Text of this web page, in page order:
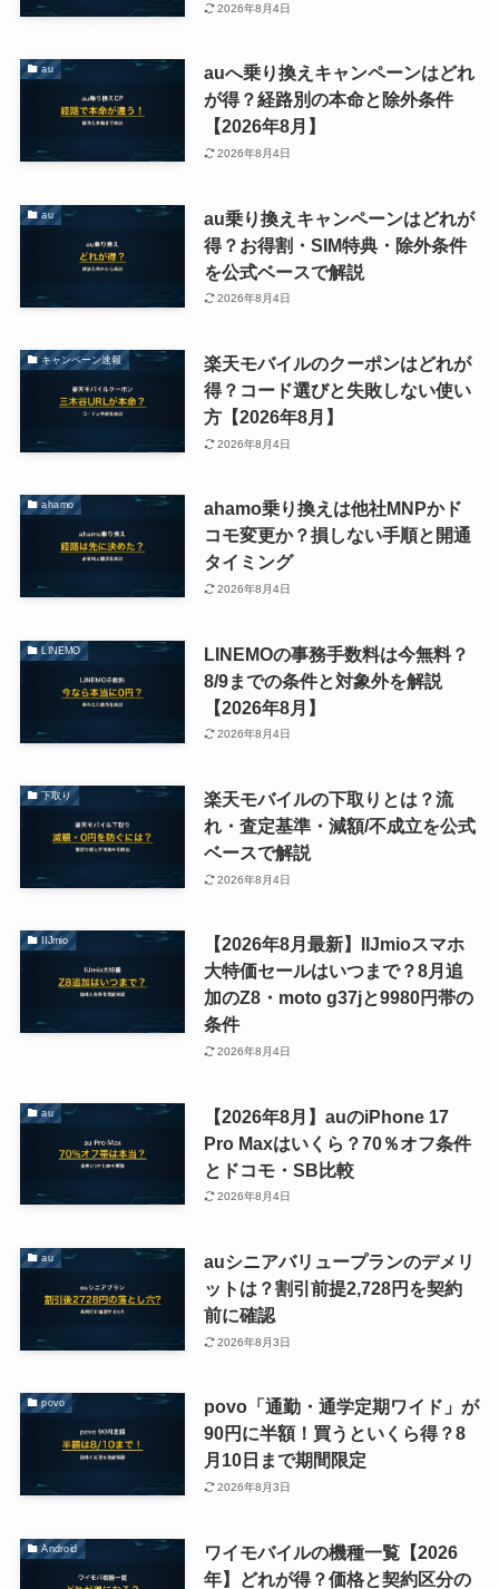
2026年8月4日
au
auへ乗り換えキャンペーンはどれ
が得？経路別の本命と除外条件
【2026年8月】
2026年8月4日
au
au乗り換えキャンペーンはどれが
得？お得割・SIM特典・除外条件
を公式ベースで解説
2026年8月4日
キャンペーン速報
楽天モバイルのクーポンはどれが
得？コード選びと失敗しない使い
方【2026年8月】
2026年8月4日
ahamo
ahamo乗り換えは他社MNPかド
コモ変更か？損しない手順と開通
タイミング
2026年8月4日
LINEMO
LINEMOの事務手数料は今無料？
8/9までの条件と対象外を解説
【2026年8月】
2026年8月4日
下取り
楽天モバイルの下取りとは？流
れ・査定基準・減額/不成立を公式
ベースで解説
2026年8月4日
IIJmio
【2026年8月最新】IIJmioスマホ
大特価セールはいつまで？8月追
加のZ8・moto g37jと9980円帯の
条件
2026年8月4日
au
【2026年8月】auのiPhone 17
Pro Maxはいくら？70％オフ条件
とドコモ・SB比較
2026年8月4日
au
auシニアバリュープランのデメリ
ットは？割引前提2,728円を契約
前に確認
2026年8月3日
povo
povo「通勤・通学定期ワイド」が
90円に半額！買うといくら得？8
月10日まで期間限定
2026年8月3日
Android
ワイモバイルの機種一覧【2026
年】どれが得？価格と契約区分の